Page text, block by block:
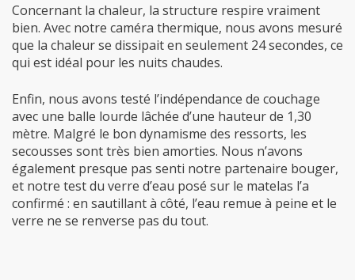
Concernant la chaleur, la structure respire vraiment
bien. Avec notre caméra thermique, nous avons mesuré
que la chaleur se dissipait en seulement 24 secondes, ce
qui est idéal pour les nuits chaudes.
Enfin, nous avons testé l’indépendance de couchage
avec une balle lourde lâchée d’une hauteur de 1,30
mètre. Malgré le bon dynamisme des ressorts, les
secousses sont très bien amorties. Nous n’avons
également presque pas senti notre partenaire bouger,
et notre test du verre d’eau posé sur le matelas l’a
confirmé : en sautillant à côté, l’eau remue à peine et le
verre ne se renverse pas du tout.